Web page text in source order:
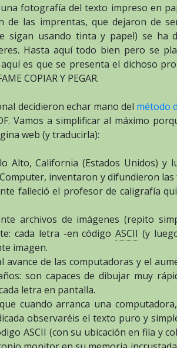
fotografía del texto impreso en
de las imprentas, que dejaron de
sigan usando tinta y papel) se ha
Hasta aquí todo bien pero se
es que se presenta el dichoso
COPIAR Y PEGAR.
decidieron echar mano del método
Vamos a simplificar al máximo
web (y traducirla):
Alto, California (Estados Unidos) y
inventaron y difundieron
falleció el profesor de caligrafía
archivos de imágenes (repito
cada letra -en códigoASCII (y
imagen.
avance de las computadoras y el
son capaces de dibujar muy
letra en pantalla.
cuando arranca una
observaréis el texto puro y
ASCII (con su ubicación en fila y